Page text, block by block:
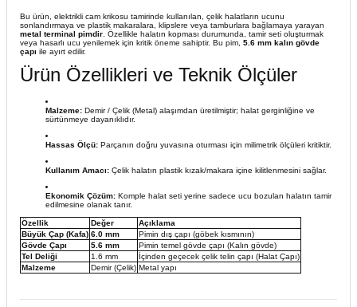
Bu ürün, elektrikli cam krikosu tamirinde kullanılan, çelik halatların ucunu
sonlandırmaya ve plastik makaralara, klipslere veya tamburlara bağlamaya yarayan
metal terminal pimdir . Özellikle halatın kopması durumunda, tamir seti oluşturmak
veya hasarlı ucu yenilemek için kritik öneme sahiptir. Bu pim, 5.6 mm kalın gövde
çapı ile ayırt edilir.
Ürün Özellikleri ve Teknik Ölçüler
Malzeme: Demir / Çelik (Metal) alaşımdan üretilmiştir; halat gerginliğine ve
sürtünmeye dayanıklıdır.
Hassas Ölçü: Parçanın doğru yuvasına oturması için milimetrik ölçüleri kritiktir.
Kullanım Amacı: Çelik halatın plastik kızak/makara içine kilitlenmesini sağlar.
Ekonomik Çözüm: Komple halat seti yerine sadece ucu bozulan halatın tamir
edilmesine olanak tanır.
Özellik Değer
Açıklama
Büyük Çap (Kafa) 6.0 mm
Pimin dış çapı (göbek kısmının)
Gövde Çapı
5.6 mm
Pimin temel gövde çapı (Kalın gövde)
Tel Deliği
1.6 mm
İçinden geçecek çelik telin çapı (Halat Çapı)
Malzeme
Demir (Çelik) Metal yapı